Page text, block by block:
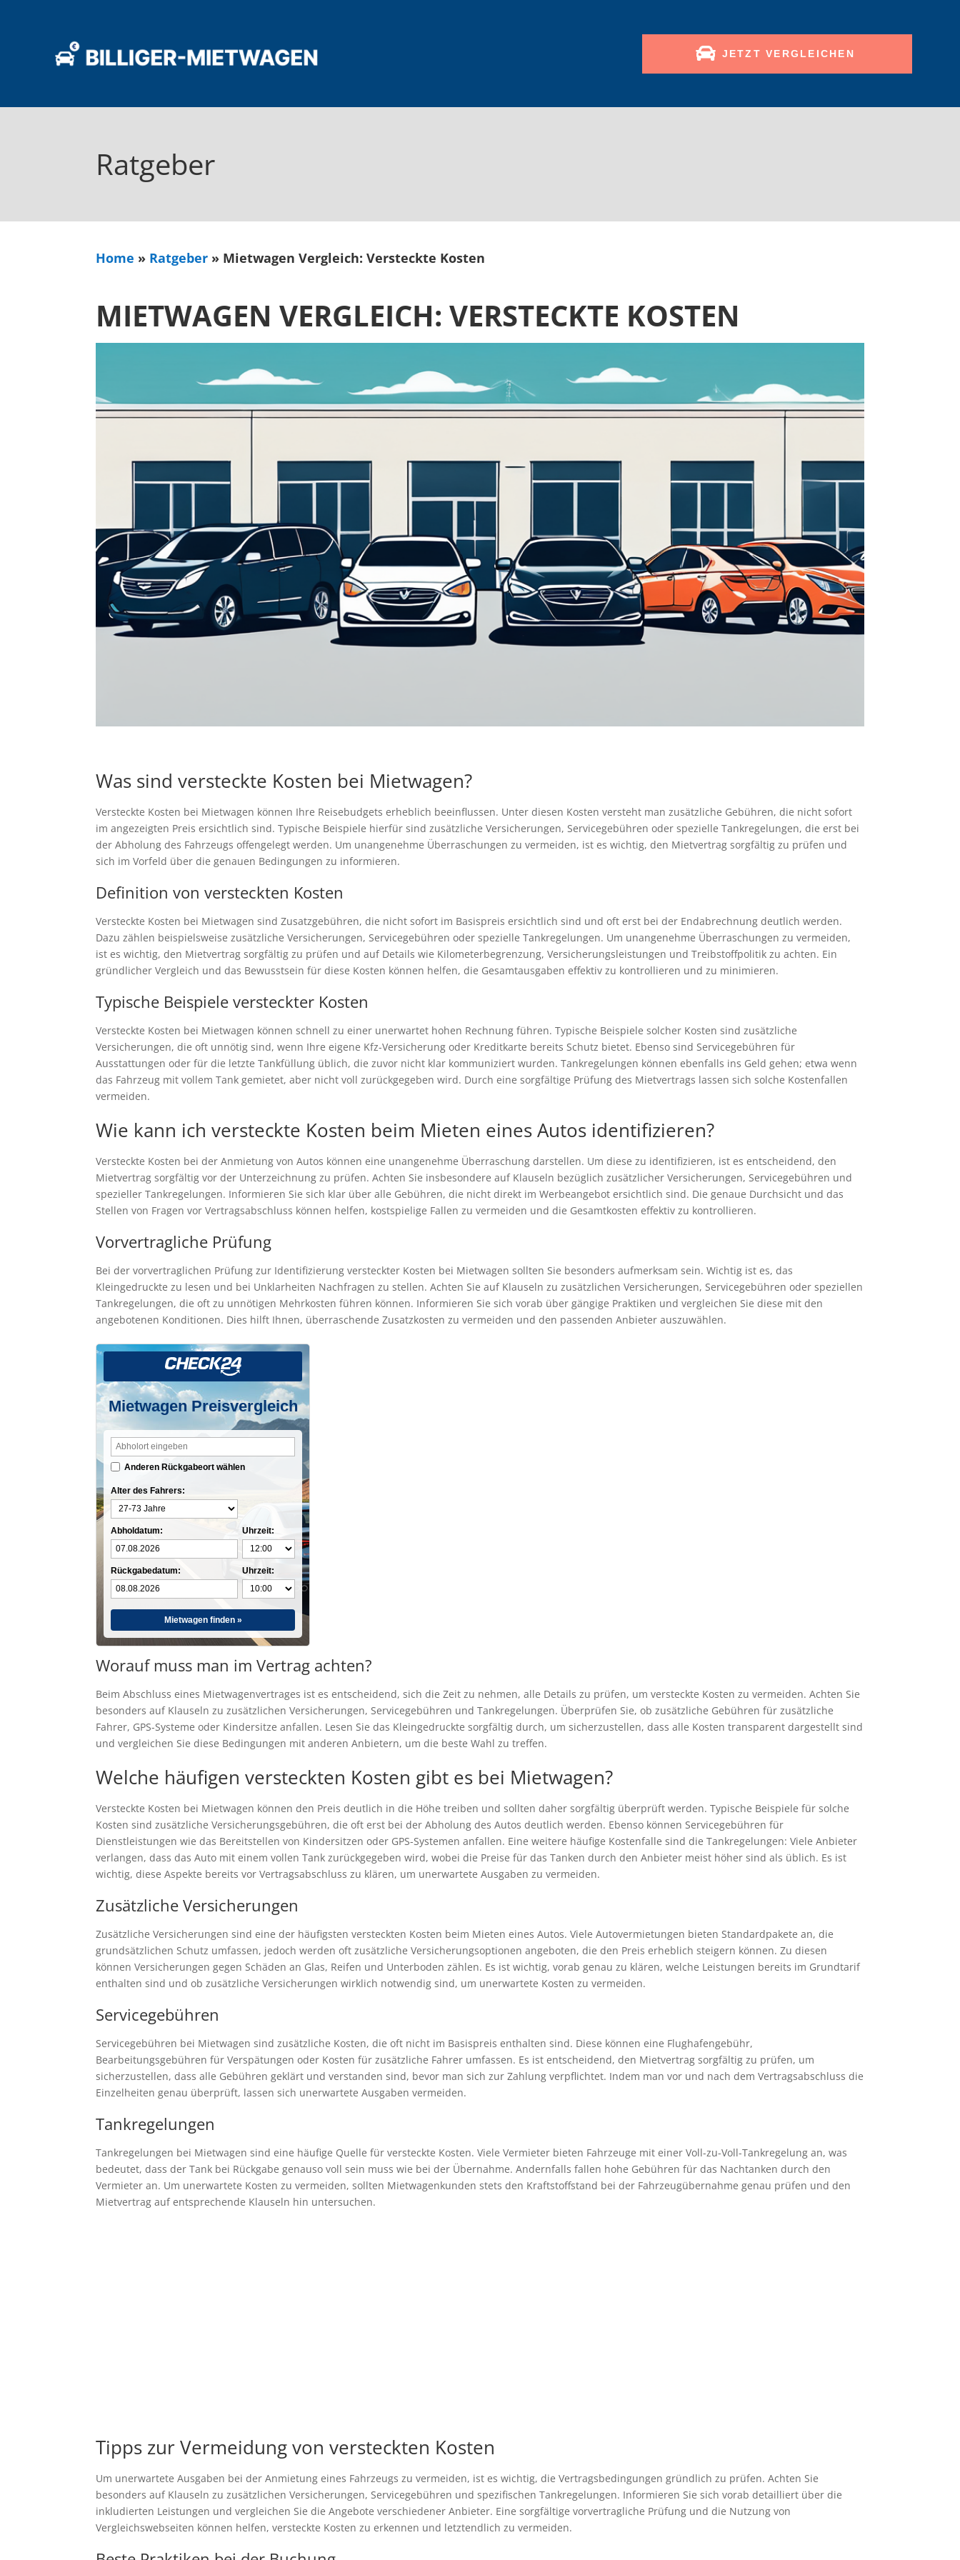
JETZT VERGLEICHEN
Ratgeber
Home » Ratgeber » Mietwagen Vergleich: Versteckte Kosten
MIETWAGEN VERGLEICH: VERSTECKTE KOSTEN
Was sind versteckte Kosten bei Mietwagen?
Versteckte Kosten bei Mietwagen können Ihre Reisebudgets erheblich beeinflussen. Unter diesen Kosten versteht man zusätzliche Gebühren, die nicht sofort
im angezeigten Preis ersichtlich sind. Typische Beispiele hierfür sind zusätzliche Versicherungen, Servicegebühren oder spezielle Tankregelungen, die erst bei
der Abholung des Fahrzeugs offengelegt werden. Um unangenehme Überraschungen zu vermeiden, ist es wichtig, den Mietvertrag sorgfältig zu prüfen und
sich im Vorfeld über die genauen Bedingungen zu informieren.
Definition von versteckten Kosten
Versteckte Kosten bei Mietwagen sind Zusatzgebühren, die nicht sofort im Basispreis ersichtlich sind und oft erst bei der Endabrechnung deutlich werden.
Dazu zählen beispielsweise zusätzliche Versicherungen, Servicegebühren oder spezielle Tankregelungen. Um unangenehme Überraschungen zu vermeiden,
ist es wichtig, den Mietvertrag sorgfältig zu prüfen und auf Details wie Kilometerbegrenzung, Versicherungsleistungen und Treibstoffpolitik zu achten. Ein
gründlicher Vergleich und das Bewusstsein für diese Kosten können helfen, die Gesamtausgaben effektiv zu kontrollieren und zu minimieren.
Typische Beispiele versteckter Kosten
Versteckte Kosten bei Mietwagen können schnell zu einer unerwartet hohen Rechnung führen. Typische Beispiele solcher Kosten sind zusätzliche
Versicherungen, die oft unnötig sind, wenn Ihre eigene Kfz-Versicherung oder Kreditkarte bereits Schutz bietet. Ebenso sind Servicegebühren für
Ausstattungen oder für die letzte Tankfüllung üblich, die zuvor nicht klar kommuniziert wurden. Tankregelungen können ebenfalls ins Geld gehen; etwa wenn
das Fahrzeug mit vollem Tank gemietet, aber nicht voll zurückgegeben wird. Durch eine sorgfältige Prüfung des Mietvertrags lassen sich solche Kostenfallen
vermeiden.
Wie kann ich versteckte Kosten beim Mieten eines Autos identifizieren?
Versteckte Kosten bei der Anmietung von Autos können eine unangenehme Überraschung darstellen. Um diese zu identifizieren, ist es entscheidend, den
Mietvertrag sorgfältig vor der Unterzeichnung zu prüfen. Achten Sie insbesondere auf Klauseln bezüglich zusätzlicher Versicherungen, Servicegebühren und
spezieller Tankregelungen. Informieren Sie sich klar über alle Gebühren, die nicht direkt im Werbeangebot ersichtlich sind. Die genaue Durchsicht und das
Stellen von Fragen vor Vertragsabschluss können helfen, kostspielige Fallen zu vermeiden und die Gesamtkosten effektiv zu kontrollieren.
Vorvertragliche Prüfung
Bei der vorvertraglichen Prüfung zur Identifizierung versteckter Kosten bei Mietwagen sollten Sie besonders aufmerksam sein. Wichtig ist es, das
Kleingedruckte zu lesen und bei Unklarheiten Nachfragen zu stellen. Achten Sie auf Klauseln zu zusätzlichen Versicherungen, Servicegebühren oder speziellen
Tankregelungen, die oft zu unnötigen Mehrkosten führen können. Informieren Sie sich vorab über gängige Praktiken und vergleichen Sie diese mit den
angebotenen Konditionen. Dies hilft Ihnen, überraschende Zusatzkosten zu vermeiden und den passenden Anbieter auszuwählen.
Mietwagen Preisvergleich
Anderen Rückgabeort wählen
Alter des Fahrers:
Abholdatum:
Rückgabedatum:
Uhrzeit:
Uhrzeit:
Mietwagen finden »
Worauf muss man im Vertrag achten?
Beim Abschluss eines Mietwagenvertrages ist es entscheidend, sich die Zeit zu nehmen, alle Details zu prüfen, um versteckte Kosten zu vermeiden. Achten Sie
besonders auf Klauseln zu zusätzlichen Versicherungen, Servicegebühren und Tankregelungen. Überprüfen Sie, ob zusätzliche Gebühren für zusätzliche
Fahrer, GPS-Systeme oder Kindersitze anfallen. Lesen Sie das Kleingedruckte sorgfältig durch, um sicherzustellen, dass alle Kosten transparent dargestellt sind
und vergleichen Sie diese Bedingungen mit anderen Anbietern, um die beste Wahl zu treffen.
Welche häufigen versteckten Kosten gibt es bei Mietwagen?
Versteckte Kosten bei Mietwagen können den Preis deutlich in die Höhe treiben und sollten daher sorgfältig überprüft werden. Typische Beispiele für solche
Kosten sind zusätzliche Versicherungsgebühren, die oft erst bei der Abholung des Autos deutlich werden. Ebenso können Servicegebühren für
Dienstleistungen wie das Bereitstellen von Kindersitzen oder GPS-Systemen anfallen. Eine weitere häufige Kostenfalle sind die Tankregelungen: Viele Anbieter
verlangen, dass das Auto mit einem vollen Tank zurückgegeben wird, wobei die Preise für das Tanken durch den Anbieter meist höher sind als üblich. Es ist
wichtig, diese Aspekte bereits vor Vertragsabschluss zu klären, um unerwartete Ausgaben zu vermeiden.
Zusätzliche Versicherungen
Zusätzliche Versicherungen sind eine der häufigsten versteckten Kosten beim Mieten eines Autos. Viele Autovermietungen bieten Standardpakete an, die
grundsätzlichen Schutz umfassen, jedoch werden oft zusätzliche Versicherungsoptionen angeboten, die den Preis erheblich steigern können. Zu diesen
können Versicherungen gegen Schäden an Glas, Reifen und Unterboden zählen. Es ist wichtig, vorab genau zu klären, welche Leistungen bereits im Grundtarif
enthalten sind und ob zusätzliche Versicherungen wirklich notwendig sind, um unerwartete Kosten zu vermeiden.
Servicegebühren
Servicegebühren bei Mietwagen sind zusätzliche Kosten, die oft nicht im Basispreis enthalten sind. Diese können eine Flughafengebühr,
Bearbeitungsgebühren für Verspätungen oder Kosten für zusätzliche Fahrer umfassen. Es ist entscheidend, den Mietvertrag sorgfältig zu prüfen, um
sicherzustellen, dass alle Gebühren geklärt und verstanden sind, bevor man sich zur Zahlung verpflichtet. Indem man vor und nach dem Vertragsabschluss die
Einzelheiten genau überprüft, lassen sich unerwartete Ausgaben vermeiden.
Tankregelungen
Tankregelungen bei Mietwagen sind eine häufige Quelle für versteckte Kosten. Viele Vermieter bieten Fahrzeuge mit einer Voll-zu-Voll-Tankregelung an, was
bedeutet, dass der Tank bei Rückgabe genauso voll sein muss wie bei der Übernahme. Andernfalls fallen hohe Gebühren für das Nachtanken durch den
Vermieter an. Um unerwartete Kosten zu vermeiden, sollten Mietwagenkunden stets den Kraftstoffstand bei der Fahrzeugübernahme genau prüfen und den
Mietvertrag auf entsprechende Klauseln hin untersuchen.
Tipps zur Vermeidung von versteckten Kosten
Um unerwartete Ausgaben bei der Anmietung eines Fahrzeugs zu vermeiden, ist es wichtig, die Vertragsbedingungen gründlich zu prüfen. Achten Sie
besonders auf Klauseln zu zusätzlichen Versicherungen, Servicegebühren und spezifischen Tankregelungen. Informieren Sie sich vorab detailliert über die
inkludierten Leistungen und vergleichen Sie die Angebote verschiedener Anbieter. Eine sorgfältige vorvertragliche Prüfung und die Nutzung von
Vergleichswebseiten können helfen, versteckte Kosten zu erkennen und letztendlich zu vermeiden.